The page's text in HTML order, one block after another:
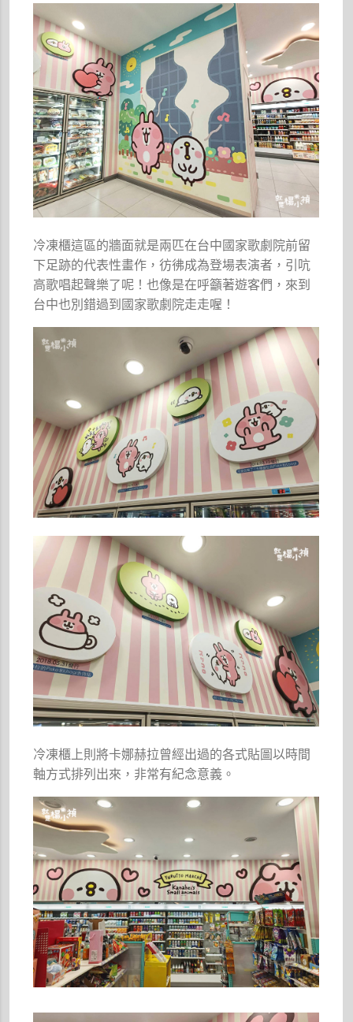
冷凍櫃這區的牆面就是兩匹在台中國家歌劇院前留
下足跡的代表性畫作，彷彿成為登場表演者，引吭
高歌唱起聲樂了呢！也像是在呼籲著遊客們，來到
台中也別錯過到國家歌劇院走走喔！
冷凍櫃上則將卡娜赫拉曾經出過的各式貼圖以時間
軸方式排列出來，非常有紀念意義。